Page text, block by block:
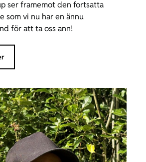
ser framemot den fortsatta
som vi nu har en ännu
för att ta oss ann!